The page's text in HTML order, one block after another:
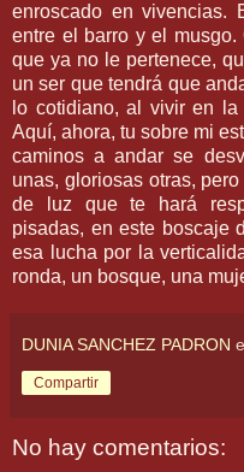
enroscado en vivencias.
entre el barro y el
que ya no le pertenece,
un ser que tendrá que
lo cotidiano, al vivir en
Aquí, ahora, tu sobre mi
caminos a andar se
unas, gloriosas otras,
de luz que te hará
pisadas, en este boscaje
esa lucha por la
ronda, un bosque, una
DUNIA SANCHEZ PADRON
Compartir
No hay comentarios: